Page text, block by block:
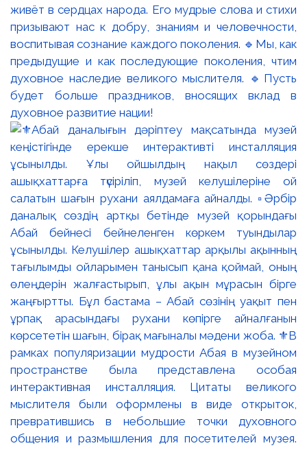
живёт в сердцах народа. Его мудрые слова и стихи
призывают нас к добру, знаниям и человечности,
воспитывая сознание каждого поколения. 🔹Мы, как
предыдущие и как последующие поколения, чтим
духовное наследие великого мыслителя. 🔹Пусть
будет больше праздников, вносящих вклад в
духовное развитие нации!